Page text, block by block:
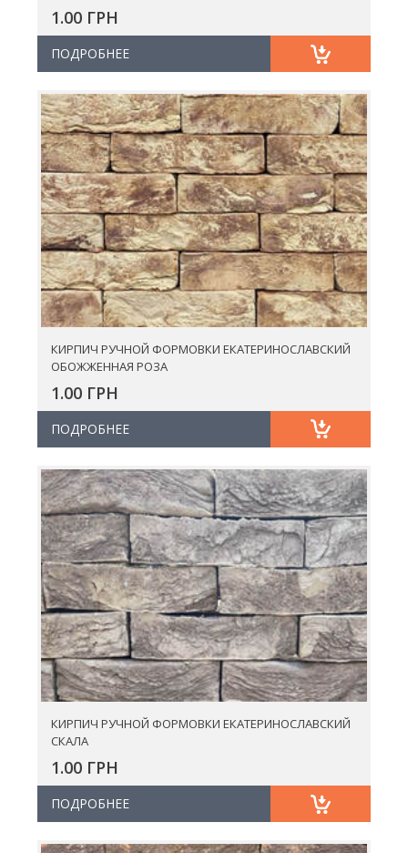
1.00 ГРН
ПОДРОБНЕЕ
КИРПИЧ РУЧНОЙ ФОРМОВКИ ЕКАТЕРИНОСЛАВСКИЙ
ОБОЖЖЕННАЯ РОЗА
1.00 ГРН
ПОДРОБНЕЕ
КИРПИЧ РУЧНОЙ ФОРМОВКИ ЕКАТЕРИНОСЛАВСКИЙ
СКАЛА
1.00 ГРН
ПОДРОБНЕЕ